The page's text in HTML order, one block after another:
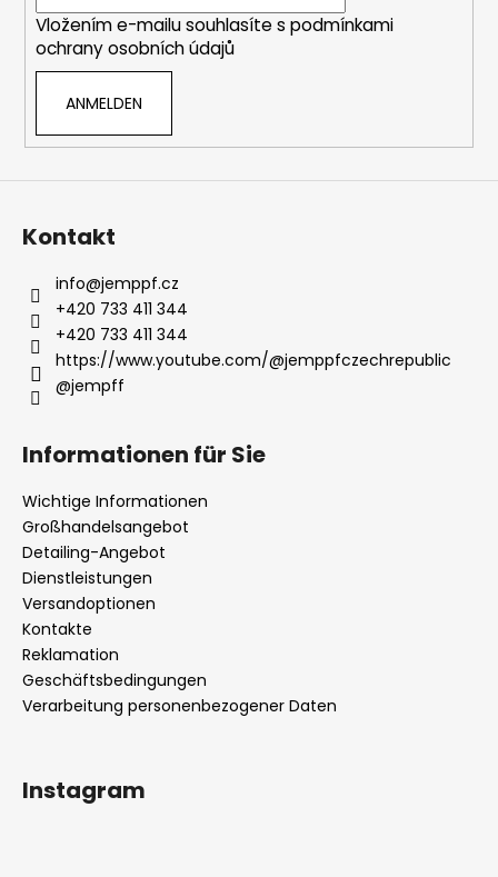
Vložením e-mailu souhlasíte s podmínkami
ochrany osobních údajů
ANMELDEN
Kontakt
info@jemppf.cz
+420 733 411 344
+420 733 411 344
https://www.youtube.com/@jemppfczechrepublic
@jempff
Informationen für Sie
Wichtige Informationen
Großhandelsangebot
Detailing-Angebot
Dienstleistungen
Versandoptionen
Kontakte
Reklamation
Geschäftsbedingungen
Verarbeitung personenbezogener Daten
Instagram